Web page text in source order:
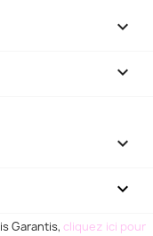



keyboard_arrow_down
Garantis, cliquez ici pour